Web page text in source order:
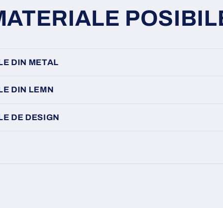
DIN METAL
DIN LEMN
DE DESIGN